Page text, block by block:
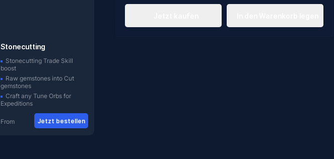
Stonecutting
Stonecutting Trade Skill
boost
Raw gemstones into Cut
gemstones
Craft any Tune Orbs for
Expeditions
From Jetzt bestellen